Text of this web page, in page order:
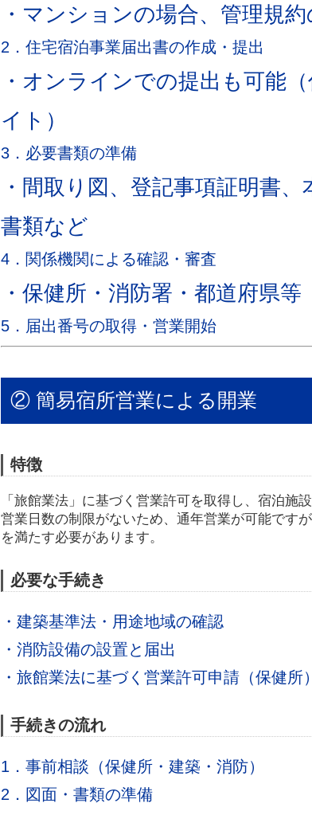
・マンションの場合、管理規
2．住宅宿泊事業届出書の作成・提出
・オンラインでの提出も可能
イト）
3．必要書類の準備
・間取り図、登記事項証明書
書類など
4．関係機関による確認・審査
・保健所・消防署・都道府県等
5．届出番号の取得・営業開始
② 簡易宿所営業による開業
特徴
「旅館業法」に基づく営業許可を取得し、宿泊施
営業日数の制限がないため、通年営業が可能です
を満たす必要があります。
必要な手続き
・建築基準法・用途地域の確認
・消防設備の設置と届出
・旅館業法に基づく営業許可申請（保健所）
手続きの流れ
1．事前相談（保健所・建築・消防）
2．図面・書類の準備